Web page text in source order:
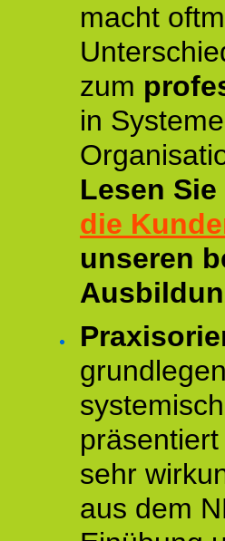
macht
zum
in
Lesen
die
unseren
sehr
aus dem